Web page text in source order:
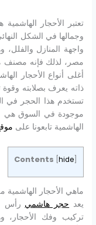
تعتبر الأحجار
وجمالها في الشكل
واجهة المنازل
مصر، لذلك فإنه مصنف
أغلى أنواع الأحجار
ذاته يعرف بصلابته وقوة
تستخدم هذا الحجر في
موجودة في السوق هي
الهاشمية تابعونا على
Contents hide]
ماهي الأحجار الهاشمية
يعد حجر هاشمي رأس
تركيب وفك الأحجار،